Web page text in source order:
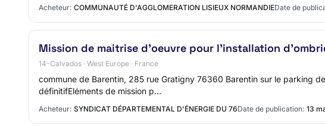
Acheteur: COMMUNAUTÉ D'AGGLOMERATION LISIEUX NORMANDIEDate de
Mission de maitrise d'oeuvre pour l'installation
14-Calvados · West Europe · France
commune de Barentin, 285 rue Gratigny 76360 Barentin sur le parking
définitifEléments de mission p…
Acheteur: SYNDICAT DÉPARTEMENTAL D'ÉNERGIE DU 76Date de publication: 13